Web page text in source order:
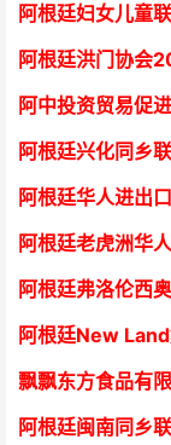
阿根廷妇女儿童
阿根廷洪门协会2
阿中投资贸易促
阿根廷兴化同乡
阿根廷华人进出
阿根廷老虎洲华
阿根廷弗洛伦西
阿根廷New
飘飘东方食品有
阿根廷闽南同乡